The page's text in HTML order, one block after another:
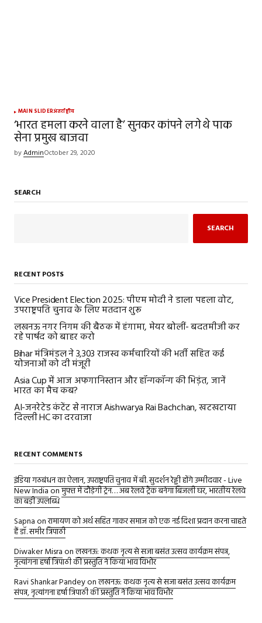
MAIN SLIDERअंतर्राष्ट्रीय
‘भारत हमला करने वाला है’ सुनकर कांपने लगे थे पाक
सेना प्रमुख बाजवा
byAdminOctober 29, 2020
SEARCH
SEARCH
RECENT POSTS
Vice President Election 2025: पीएम मोदी ने डाला पहला वोट,
उपराष्ट्रपति चुनाव के लिए मतदान शुरू
लखनऊ नगर निगम की बैठक में हंगामा, मेयर बोलीं- बदतमीजी कर
रहे पार्षद को बाहर करो
Bihar मंत्रिमंडल ने 3,303 राजस्व कर्मचारियों की भर्ती सहित कई
योजनाओं को दी मंजूरी
Asia Cup में आज अफगानिस्तान और हॉन्गकॉन्ग की भिड़ंत, जानें
भारत का मैच कब?
AI-जनरेटेड कंटेंट से नाराज Aishwarya Rai Bachchan, खटखटाया
दिल्ली HC का दरवाजा
RECENT COMMENTS
इंडिया गठबंधन का ऐलान, उपराष्ट्रपति चुनाव में बी. सुदर्शन रेड्डी होंगे उम्मीदवार - Live
New Indiaonमुफ्त में दौड़ेगी ट्रेन… अब रेलवे ट्रैक बनेगा बिजली घर, भारतीय रेलवे
का बड़ी उपलब्धि
Sapnaonरामायण को अर्थ सहित गाकर समाज को एक नई दिशा प्रदान करना चाहते
हैं डॉ. समीर त्रिपाठी
Diwaker Misraonलखनऊ: कथक नृत्य से सजा बसंत उत्सव कार्यक्रम संपन्न,
नृत्यांगना हर्षा त्रिपाठी की प्रस्तुति ने किया भाव विभोर
Ravi Shankar Pandeyonलखनऊ: कथक नृत्य से सजा बसंत उत्सव कार्यक्रम
संपन्न, नृत्यांगना हर्षा त्रिपाठी की प्रस्तुति ने किया भाव विभोर